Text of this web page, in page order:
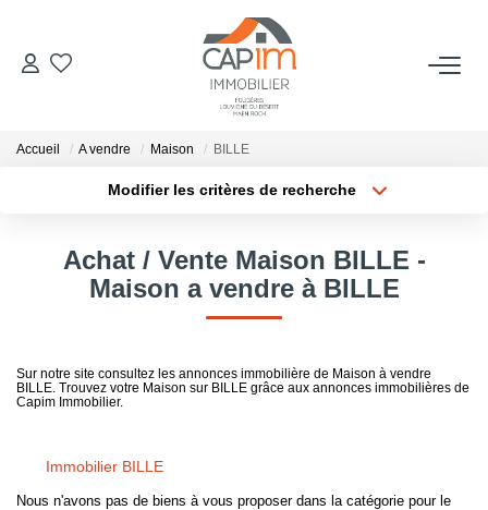
VENTES
Qui Sommes Nous
Nous Rejoindre
Nos Actualités
Accueil A vendre Maison BILLE
Modifier les critères de recherche
Surface min Budget max
Achat / Vente Maison BILLE -
Maison a vendre à BILLE
Sur notre site consultez les annonces immobilière de Maison à vendre
BILLE. Trouvez votre Maison sur BILLE grâce aux annonces immobilières de
Capim Immobilier.
Immobilier BILLE
Nous n'avons pas de biens à vous proposer dans la catégorie pour le